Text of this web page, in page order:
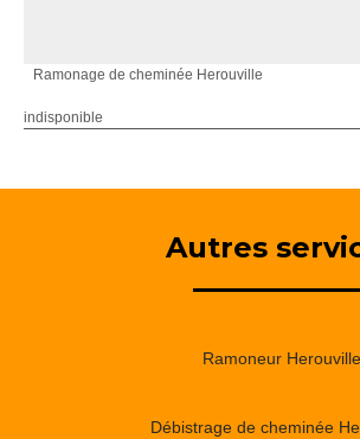
Ramonage de cheminée Herouville
indisponible
Autres
Ramoneur Herouville
Débistrage de cheminée